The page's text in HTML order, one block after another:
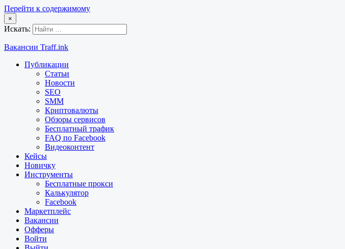
Перейти к содержимому
×
Искать:
Вакансии Traff.ink
Публикации
Статьи
Новости
SEO
SMM
Криптовалюты
Обзоры сервисов
Бесплатный трафик
FAQ по Facebook
Видеоконтент
Кейсы
Новичку
Инструменты
Бесплатные прокси
Калькулятор
Facebook
Маркетплейс
Вакансии
Офферы
Войти